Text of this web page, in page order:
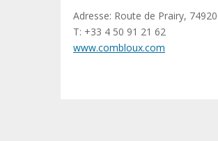
Adresse: Route de Prairy,
T: +33 4 50 91 21 62
www.combloux.com